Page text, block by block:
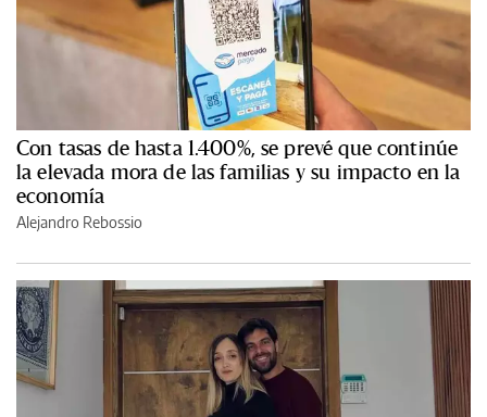
Con tasas de hasta 1.400%, se prevé que continúe
la elevada mora de las familias y su impacto en la
economía
Alejandro Rebossio